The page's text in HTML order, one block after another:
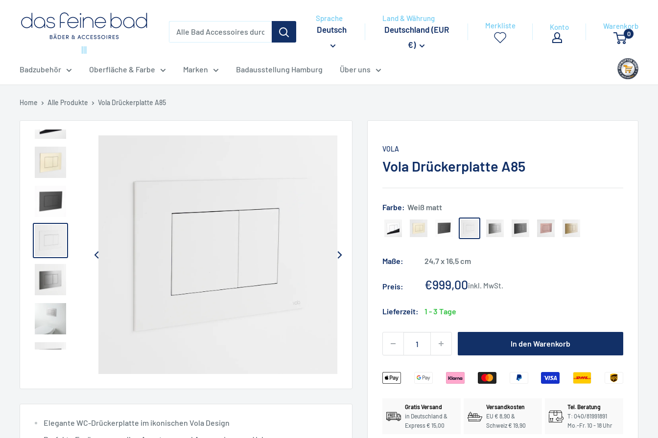
dasfeinebad Sprache
Deutsch
Land & Währung
Deutschland (EUR
€)
Merkliste Konto Warenkorb
0
Badzubehör Oberfläche & Farbe Marken Badausstellung Hamburg Über uns
Home Alle Produkte Vola Drückerplatte A85
VOLA
Vola Drückerplatte A85
Farbe: Weiß matt
Chrom
MessingSchwarz
Weiß
matt
EdelstahlSchwarz
gebürstet
Kupfer
gebürstet
Gold
Maße: 24,7 x 16,5 cm
Preis: Sonderpreis
€999,00inkl. MwSt.
Lieferzeit: 1 - 3 Tage
In den Warenkorb
Gratis Versand
in Deutschland &
Express € 15,00
Versandkosten
EU € 8,90 &
Schweiz € 19,90
Tel. Beratung
T: 040/81991891
Mo.-Fr. 10 - 18 Uhr
Elegante WC-Drückerplatte im ikonischen Vola Design